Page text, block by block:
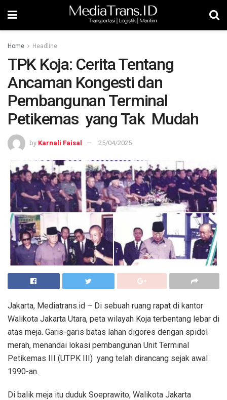
Home Headline
TPK Koja: Cerita Tentang
Ancaman Kongesti dan
Pembangunan Terminal
Petikemas yang Tak Mudah
by Karnali Faisal 25/04/2025
Jakarta, Mediatrans.id – Di sebuah ruang rapat di kantor
Walikota Jakarta Utara, peta wilayah Koja terbentang lebar di
atas meja. Garis-garis batas lahan digores dengan spidol
merah, menandai lokasi pembangunan Unit Terminal
Petikemas III (UTPK III) yang telah dirancang sejak awal
1990-an.
Di balik meja itu duduk Soeprawito, Walikota Jakarta